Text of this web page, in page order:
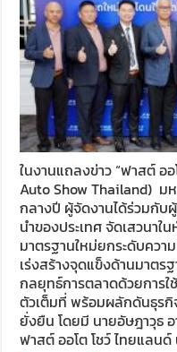
ในงานแถลงข่าว “ฟาสต์ ออ
Auto Show Thailand) ม
กลางปี ผู้จัดงานได้ร่วมกับ
นำของประเทศ จัดเสวนาใ
มาตรฐานใหม่ยกระดับควา
เร่งสร้างจุดแข็งด้านมาต
กลยุทธ์การตลาดด้วยการใ
ตัวเต็มที่ พร้อมผลักดันธุรกิ
ยั่งยืน โดยมี นายอัษฎาวุธ
ฟาสต์ ออโต โชว์ ไทยแลน